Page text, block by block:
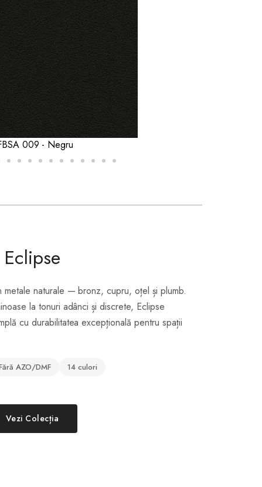
422 - Gri Deschis
Eclipse
naturale — bronz, cupru, oțel și plumb.
la tonuri adânci și discrete, Eclipse
cu durabilitatea excepțională pentru spații
AZO/DMF 14 culori
Vezi Colecția